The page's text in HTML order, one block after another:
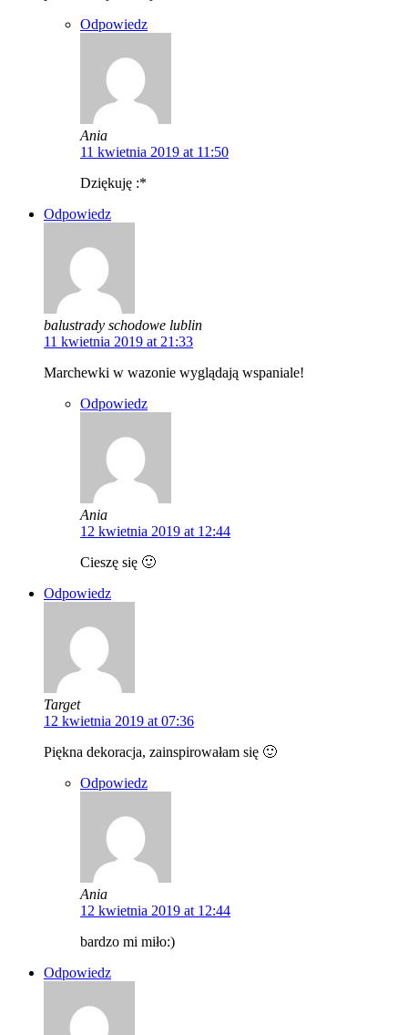
Odpowiedz
Ania
11 kwietnia 2019 at 11:50
Dziękuję :*
Odpowiedz
balustrady schodowe lublin
11 kwietnia 2019 at 21:33
Marchewki w wazonie wyglądają wspaniale!
Odpowiedz
Ania
12 kwietnia 2019 at 12:44
Cieszę się 🙂
Odpowiedz
Target
12 kwietnia 2019 at 07:36
Piękna dekoracja, zainspirowałam się 🙂
Odpowiedz
Ania
12 kwietnia 2019 at 12:44
bardzo mi miło:)
Odpowiedz